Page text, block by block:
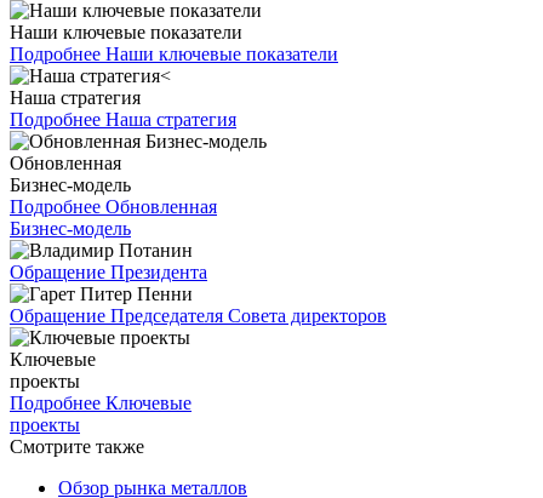
Наши ключевые показатели
Подробнее Наши ключевые показатели
Наша стратегия
Подробнее Наша стратегия
Обновленная
Бизнес-модель
Подробнее Обновленная
Бизнес-модель
Обращение Президента
Обращение Председателя Совета директоров
Ключевые
проекты
Подробнее Ключевые
проекты
Смотрите также
Обзор рынка металлов